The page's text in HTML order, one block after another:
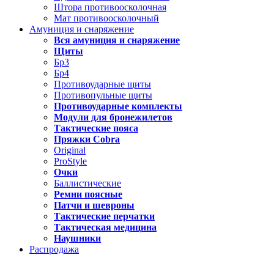
Штора противоосколочная
Мат противоосколочный
Амуниция и снаряжение
Вся амуниция и снаряжение
Щиты
Бр3
Бр4
Противоударные щиты
Противопульные щиты
Противоударные комплекты
Модули для бронежилетов
Тактические пояса
Пряжки Cobra
Original
ProStyle
Очки
Баллистические
Ремни поясные
Патчи и шевроны
Тактические перчатки
Тактическая медицина
Наушники
Распродажа